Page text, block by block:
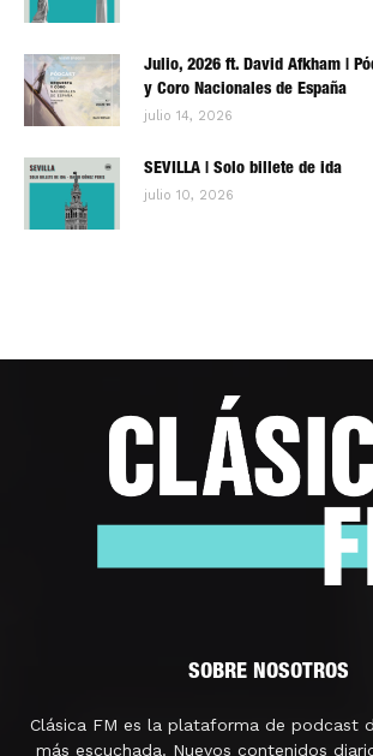
Julio, 2026 ft. David Afkham |
y Coro Nacionales de España
julio 14, 2026
SEVILLA | Solo billete de ida
julio 10, 2026
SOBRE NOSOTROS
Clásica FM es la plataforma de podcast
más escuchada. Nuevos contenidos